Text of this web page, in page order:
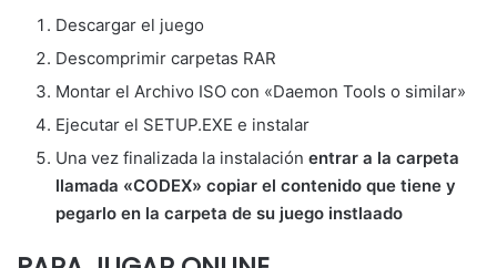
Descargar el juego
Descomprimir carpetas RAR
Montar el Archivo ISO con «Daemon Tools o similar»
Ejecutar el SETUP.EXE e instalar
Una vez finalizada la instalación entrar a la carpeta
llamada «CODEX» copiar el contenido que tiene y
pegarlo en la carpeta de su juego instlaado